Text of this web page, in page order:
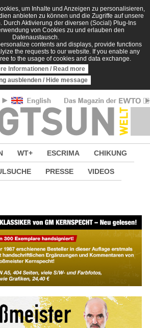
um Inhalte und Anzeigen zu personalisieren,
anbieten zu können und die Zugriffe auf unsere
Durch Aktivierung der diversen (Social) Plug-Ins
von Cookies zu und erlauben den
Datenaustausch.
contents and displays, provide functions
the requests to our website. If you enable any
to the usage of cookies and data exchange.
Informationen / Read more
ausblenden / Hide message
WT+ ESCRIMA CHIKUNG
PRESSE VIDEOS